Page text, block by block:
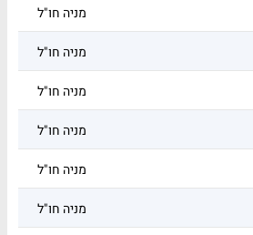
מניה חו"ל
מניה חו"ל
מניה חו"ל
מניה חו"ל
מניה חו"ל
מניה חו"ל